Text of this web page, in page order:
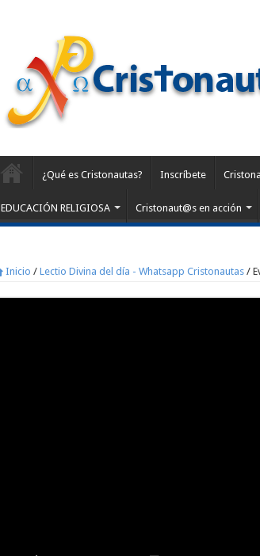
¿Qué es Cristonautas? Inscríbete
EDUCACIÓN RELIGIOSA Cristonaut@s en acción
Inicio / Lectio Divina del día - Whatsapp Cristonautas /